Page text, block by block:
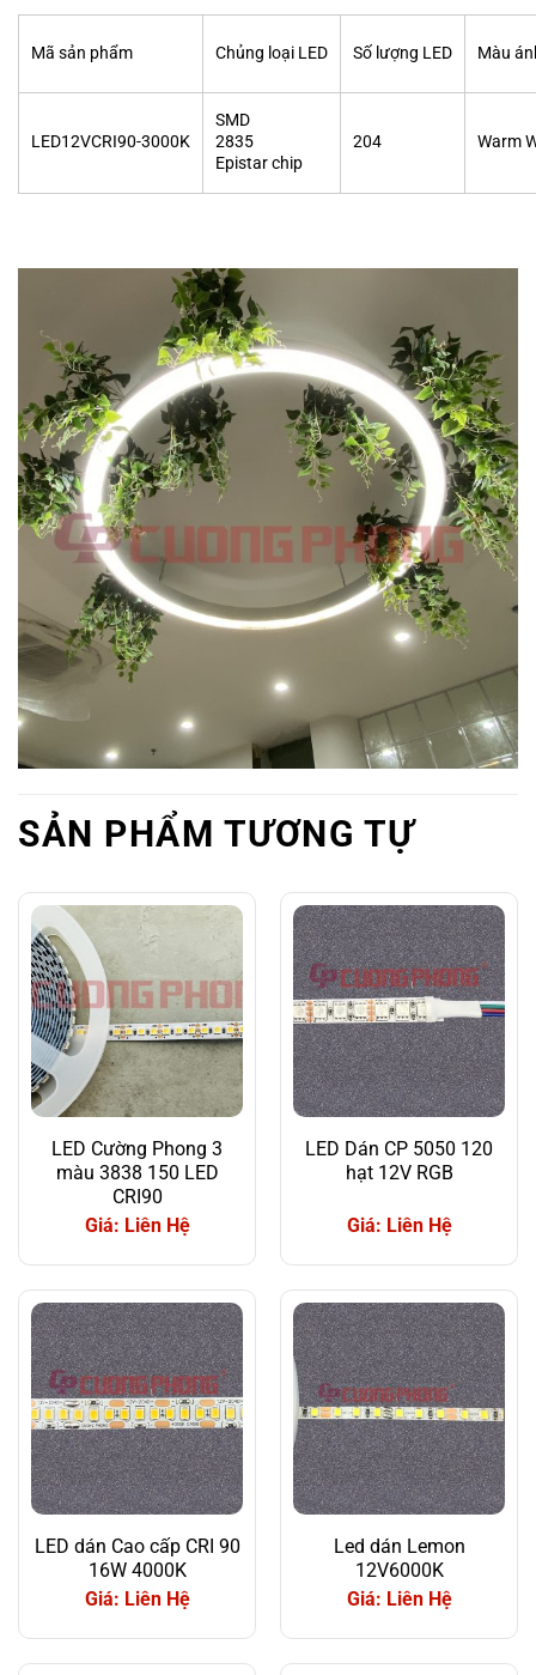
Mã sản phẩm Chủng loại LED Số lượng LED Màu
LED12VCRI90-3000K
SMD
2835
Epistar chip
204 Warm
SẢN PHẨM TƯƠNG TỰ
LED Cường Phong 3
màu 3838 150 LED
CRI90
Giá: Liên Hệ
LED Dán CP 5050 120
hạt 12V RGB
Giá: Liên Hệ
LED dán Cao cấp CRI 90
16W 4000K
Giá: Liên Hệ
Led dán Lemon
12V6000K
Giá: Liên Hệ